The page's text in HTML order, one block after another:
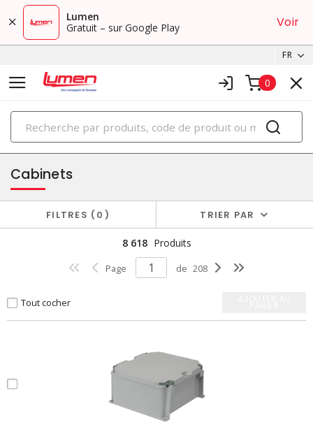
Lumen
Gratuit – sur Google Play
Voir
FR
0
PRODUITS
boîtiers et cabinets
Cabinets
FILTRES 0 TRIER PAR
8 618 Produits
Page de 208
Tout cocher